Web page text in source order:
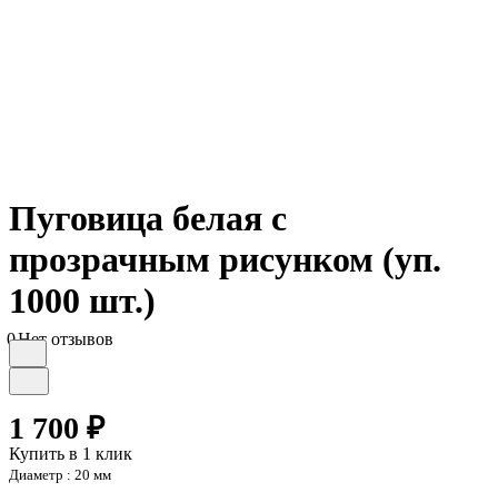
Пуговица белая с
прозрачным рисунком (уп.
1000 шт.)
0Нет отзывов
1 700 ₽
Купить в 1 клик
Диаметр : 20 мм